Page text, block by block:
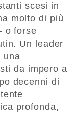
scesi in
molto di più
o forse
Un leader
una
da impero a
decenni di
profonda,